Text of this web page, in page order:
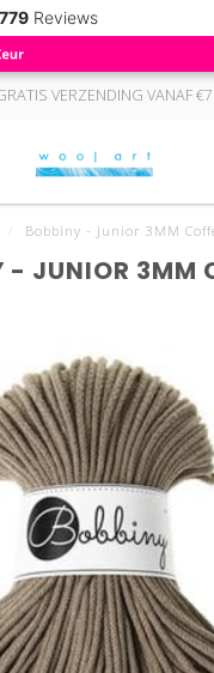
779 Reviews
VERZENDING VANAF
Bobbiny - Junior 3MM
- JUNIOR 3MM